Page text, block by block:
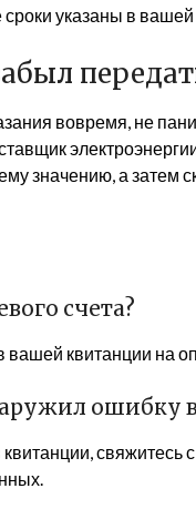
указаны в
вовремя, не
значению, а затем
счета?
вашей квитанции на
ошибку
свяжитесь